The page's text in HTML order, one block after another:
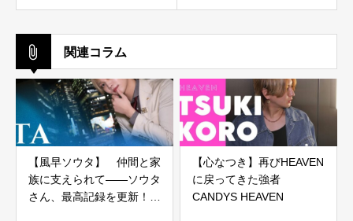
関連コラム
【風早ソウタ】 仲間と家
族に支えられて――ソウタ
さん、最高記録を更新！
【心なつき】再びHEAVEN
に戻ってきた強者
CANDYS HEAVEN